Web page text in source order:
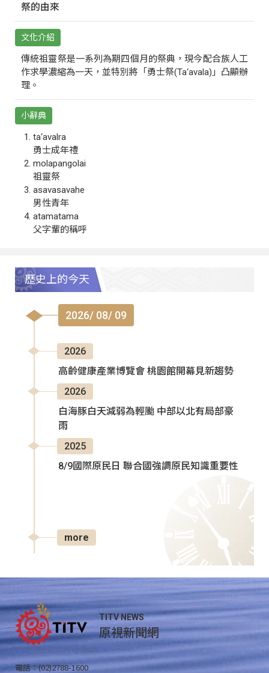
祭的由來
文化介紹
傳統祖靈祭是一系列為期四個月的祭典，現今配合族人工
作求學濃縮為一天，並特別將「勇士祭(Ta‘avala)」凸顯辦
理。
小辭典
ta‘avalra
勇士成年禮
molapangolai
祖靈祭
asavasavahe
男性青年
atamatama
父字輩的稱呼
歷史上的今天
2026/ 08/ 09
2026
高齡健康產業博覽會 桃園館開幕見新趨勢
2026
白海豚白天減弱為輕颱 中部以北有局部豪
雨
2025
8/9國際原民日 聯合國強調原民知識重要性
more
TITV NEWS
原視新聞網
電話：(02)2788-1600